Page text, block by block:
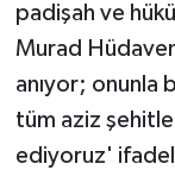
padişah ve
Murad
anıyor; onunla
tüm aziz
ediyoruz'